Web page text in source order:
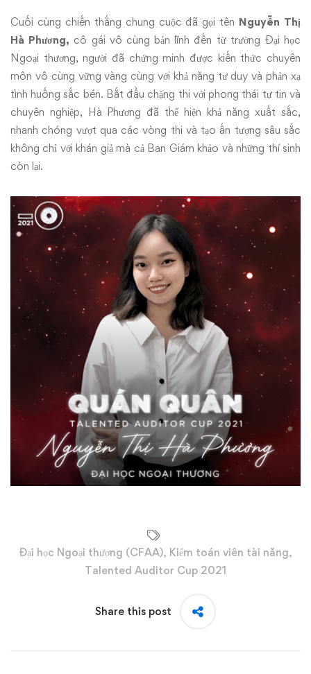
Cuối cùng chiến thắng chung cuộc đã gọi tên Nguyễn Thị
Hà Phương, cô gái vô cùng bản lĩnh đến từ trường Đại học
Ngoại thương, người đã chứng minh được kiến thức chuyên
môn vô cùng vững vàng cùng với khả năng tư duy và phản xạ
tình huống sắc bén. Bắt đầu chặng thi với phong thái tự tin và
chuyên nghiệp, Hà Phương đã thể hiện khả năng xuất sắc,
nhanh chóng vượt qua các vòng thi và tạo ấn tượng sâu sắc
không chỉ với khán giả mà cả Ban Giám khảo và những thí sinh
còn lại.
Đại học Ngoại thương (CFAA), Kiểm toán viên tài năng,
Talented Auditor Cup 2021
Share this post